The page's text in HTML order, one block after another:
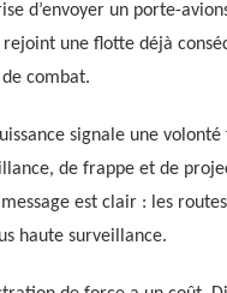
d’envoyer un porte-
rejoint une flotte déjà
de combat.
signale une volonté
de frappe et de
est clair : les
haute surveillance.